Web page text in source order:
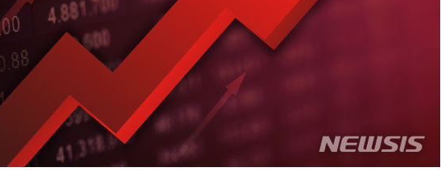
원 대표 구속 송치
멕시코산 할라피뇨"-- CDC
업장 끼임 사망 관련 압수수색
앙·서울·경기도 선관위 등 9곳
원
강보합…1%대 상승 출발
상승한 807.62개장
오른 6365.07 개장